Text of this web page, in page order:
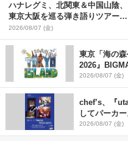
ハナレグミ、北関東＆中国山陰、
東京大阪を巡る弾き語りツアー10
月より開催決定
2026/08/07 (金)
東京「海の
2026』
発表 ワーク
2026/08/07 (金)
chef’s、『
してパーカ
2026/08/07 (金)